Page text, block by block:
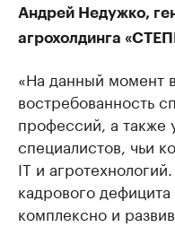
Андрей Недужко,
агрохолдинга
«На данный момент
востребованность
профессий, а также
специалистов, чьи
IT и
кадрового
комплексно и